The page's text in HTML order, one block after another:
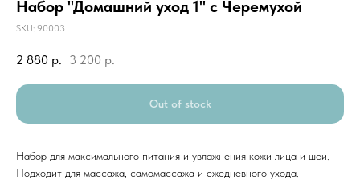
Набор "Домашний уход 1" с Черемухой
SKU: 90003
2 880 р. 3 200 р.
Out of stock
Набор для максимального питания и увлажнения кожи лица и шеи.
Подходит для массажа, самомассажа и ежедневного ухода.